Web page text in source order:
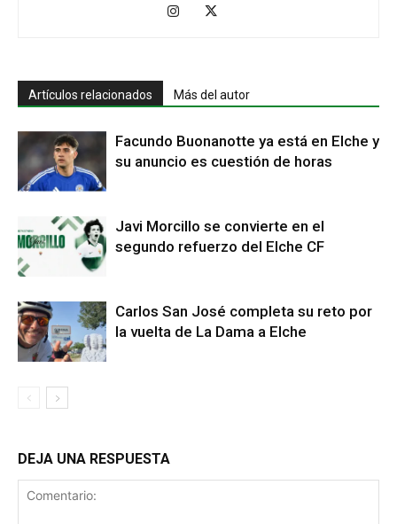
Artículos relacionados Más del autor
Facundo Buonanotte ya está en Elche y
su anuncio es cuestión de horas
Javi Morcillo se convierte en el
segundo refuerzo del Elche CF
Carlos San José completa su reto por
la vuelta de La Dama a Elche
DEJA UNA RESPUESTA